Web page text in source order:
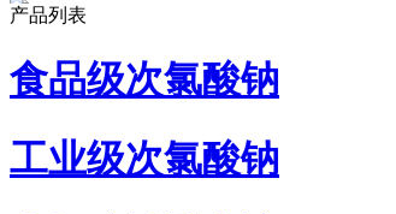
产品列表
食品级次氯酸钠
工业级次氯酸钠